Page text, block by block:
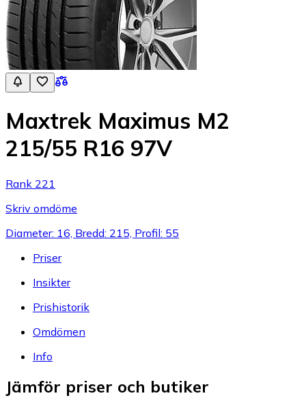
Maxtrek Maximus M2
215/55 R16 97V
Rank 221
Skriv omdöme
Diameter: 16, Bredd: 215, Profil: 55
Priser
Insikter
Prishistorik
Omdömen
Info
Jämför priser och butiker